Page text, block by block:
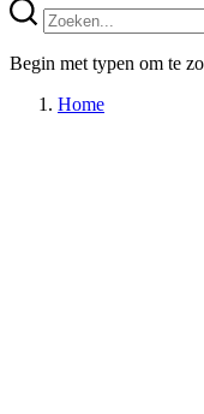
Begin met typen om te
Home